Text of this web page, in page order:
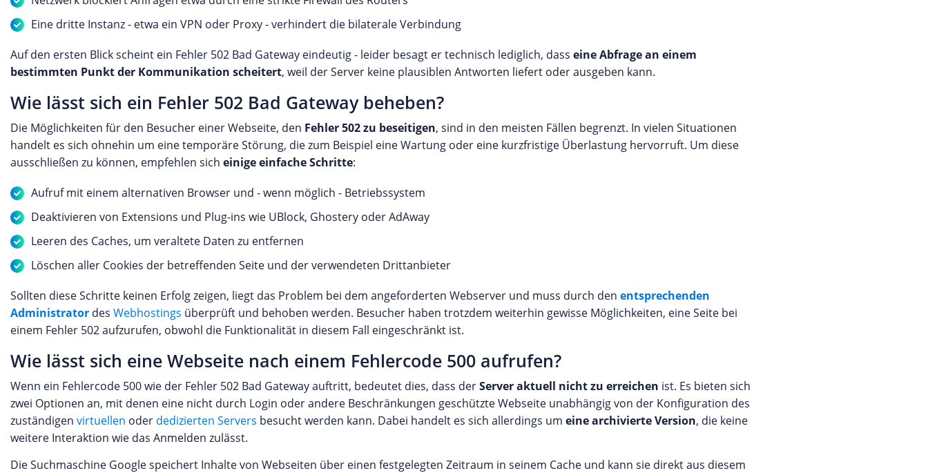
Eine dritte Instanz - etwa ein VPN oder Proxy - verhindert die bilaterale Verbindung
Auf den ersten Blick scheint ein Fehler 502 Bad Gateway eindeutig - leider besagt er technisch lediglich, dass eine Abfrage an einem
bestimmten Punkt der Kommunikation scheitert, weil der Server keine plausiblen Antworten liefert oder ausgeben kann.
Wie lässt sich ein Fehler 502 Bad Gateway beheben?
Die Möglichkeiten für den Besucher einer Webseite, den Fehler 502 zu beseitigen, sind in den meisten Fällen begrenzt. In vielen Situationen
handelt es sich ohnehin um eine temporäre Störung, die zum Beispiel eine Wartung oder eine kurzfristige Überlastung hervorruft. Um diese
ausschließen zu können, empfehlen sich einige einfache Schritte:
Aufruf mit einem alternativen Browser und - wenn möglich - Betriebssystem
Deaktivieren von Extensions und Plug-ins wie UBlock, Ghostery oder AdAway
Leeren des Caches, um veraltete Daten zu entfernen
Löschen aller Cookies der betreffenden Seite und der verwendeten Drittanbieter
Sollten diese Schritte keinen Erfolg zeigen, liegt das Problem bei dem angeforderten Webserver und muss durch den entsprechenden
Administrator des Webhostings überprüft und behoben werden. Besucher haben trotzdem weiterhin gewisse Möglichkeiten, eine Seite bei
einem Fehler 502 aufzurufen, obwohl die Funktionalität in diesem Fall eingeschränkt ist.
Wie lässt sich eine Webseite nach einem Fehlercode 500 aufrufen?
Wenn ein Fehlercode 500 wie der Fehler 502 Bad Gateway auftritt, bedeutet dies, dass derServer aktuell nicht zu erreichen ist. Es bieten sich
zwei Optionen an, mit denen eine nicht durch Login oder andere Beschränkungen geschützte Webseite unabhängig von der Konfiguration des
zuständigen virtuellen oder dedizierten Servers besucht werden kann. Dabei handelt es sich allerdings um eine archivierte Version, die keine
weitere Interaktion wie das Anmelden zulässt.
Die Suchmaschine Google speichert Inhalte von Webseiten über einen festgelegten Zeitraum in seinem Cache und kann sie direkt aus diesem